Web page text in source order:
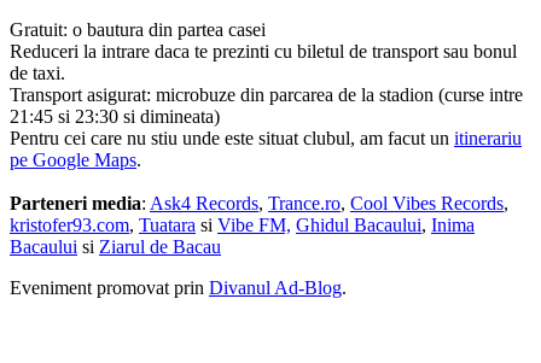
Gratuit: o bautura din partea casei
Reduceri la intrare daca te prezinti cu biletul de transport sau bonul
de taxi.
Transport asigurat: microbuze din parcarea de la stadion (curse intre
21:45 si 23:30 si dimineata)
Pentru cei care nu stiu unde este situat clubul, am facut un itinerariu
pe Google Maps.
Parteneri media: Ask4 Records, Trance.ro, Cool Vibes Records,
kristofer93.com, Tuatara si Vibe FM, Ghidul Bacaului, Inima
Bacaului si Ziarul de Bacau
Eveniment promovat prin Divanul Ad-Blog.